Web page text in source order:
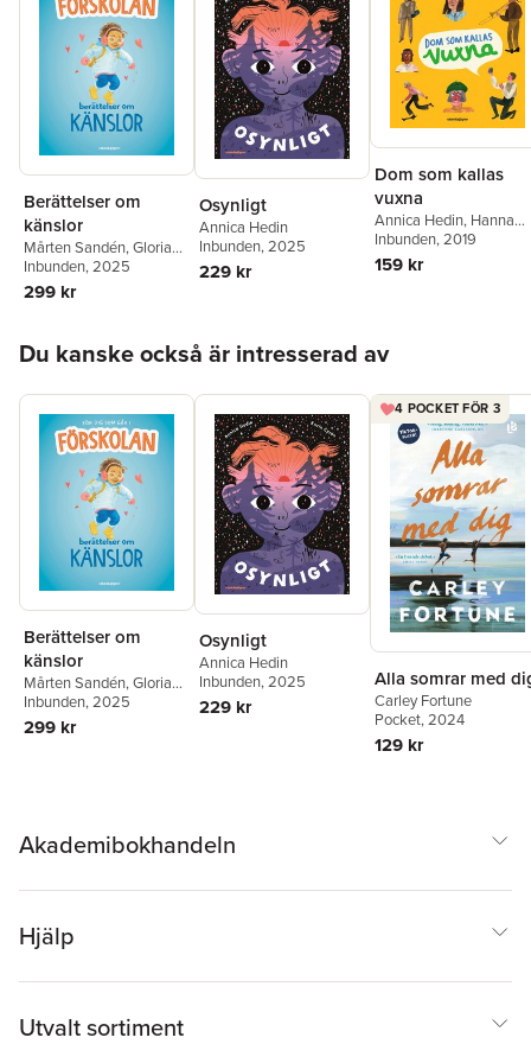
Berättelser om
känslor
Mårten Sandén,Gloria
Kisekka-Ndawula
Annica Hedin
Ruta
Inbunden, 2025
299 kr
Osynligt
Annica Hedin
Inbunden, 2025
229 kr
Dom som kallas
vuxna
Annica Hedin, Hanna
Klinthage
Inbunden, 2019
159 kr
Du kanske också är intresserad av
Berättelser om
känslor
Mårten Sandén, Gloria
Kisekka-Ndawula
Annica Hedin
Ruta
Inbunden, 2025
299 kr
Osynligt
Annica Hedin
Inbunden, 2025
229 kr
4 POCKET FÖR 3
Alla somrar med
Carley Fortune
Pocket, 2024
129 kr
Akademibokhandeln
Hjälp
Utvalt sortiment